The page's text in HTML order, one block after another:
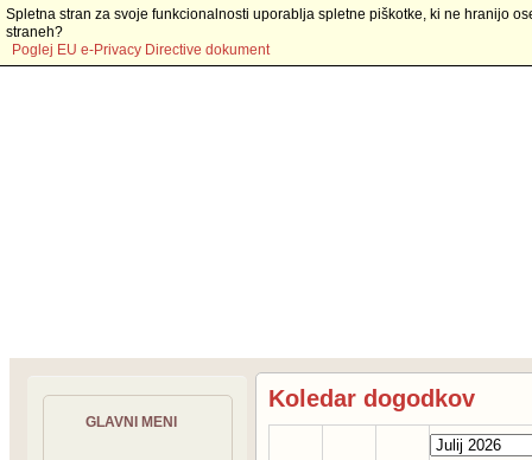
GLAVNI MENI
Koledar dogodkov
Spletna stran za svoje funkcionalnosti uporablja spletne piškotke, ki ne hranijo
straneh?
Poglej EU e-Privacy Directive dokument